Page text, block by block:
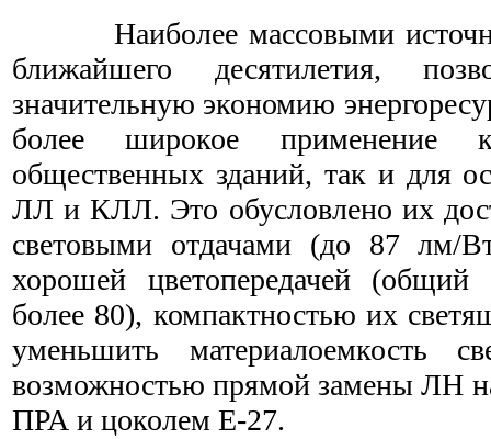
Наиболее массовыми
ближайшего десятилетия,
значительную экономию
более широкое применение
общественных зданий, так и для
ЛЛ и КЛЛ. Это обусловлено их
световыми отдачами (до 87 лм/
хорошей цветопередачей (общий
более 80), компактностью их
уменьшить материалоемкость
возможностью прямой замены ЛН
ПРА и цоколем Е-27.